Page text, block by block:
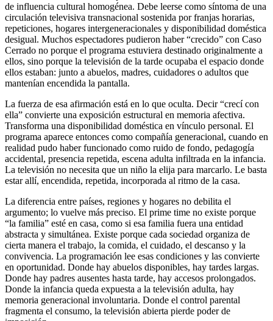
de influencia cultural homogénea. Debe leerse como síntoma de una
circulación televisiva transnacional sostenida por franjas horarias,
repeticiones, hogares intergeneracionales y disponibilidad doméstica
desigual. Muchos espectadores pudieron haber “crecido” con Caso
Cerrado no porque el programa estuviera destinado originalmente a
ellos, sino porque la televisión de la tarde ocupaba el espacio donde
ellos estaban: junto a abuelos, madres, cuidadores o adultos que
mantenían encendida la pantalla.
La fuerza de esa afirmación está en lo que oculta. Decir “crecí con
ella” convierte una exposición estructural en memoria afectiva.
Transforma una disponibilidad doméstica en vínculo personal. El
programa aparece entonces como compañía generacional, cuando en
realidad pudo haber funcionado como ruido de fondo, pedagogía
accidental, presencia repetida, escena adulta infiltrada en la infancia.
La televisión no necesita que un niño la elija para marcarlo. Le basta
estar allí, encendida, repetida, incorporada al ritmo de la casa.
La diferencia entre países, regiones y hogares no debilita el
argumento; lo vuelve más preciso. El prime time no existe porque
“la familia” esté en casa, como si esa familia fuera una entidad
abstracta y simultánea. Existe porque cada sociedad organiza de
cierta manera el trabajo, la comida, el cuidado, el descanso y la
convivencia. La programación lee esas condiciones y las convierte
en oportunidad. Donde hay abuelos disponibles, hay tardes largas.
Donde hay padres ausentes hasta tarde, hay accesos prolongados.
Donde la infancia queda expuesta a la televisión adulta, hay
memoria generacional involuntaria. Donde el control parental
fragmenta el consumo, la televisión abierta pierde poder de